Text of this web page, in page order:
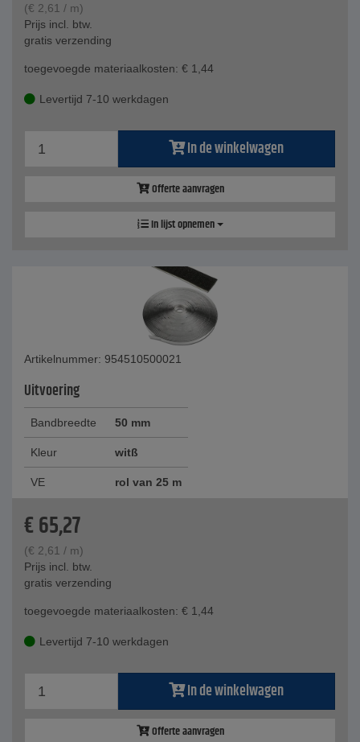
(€ 2,61 / m)
Prijs incl. btw.
gratis verzending
toegevoegde materiaalkosten: € 1,44
Levertijd 7-10 werkdagen
In de winkelwagen
Offerte aanvragen
In lijst opnemen
Artikelnummer: 954510500021
Uitvoering
Bandbreedte 50 mm
Kleur witß
VE rol van 25 m
€65,27
(€ 2,61 / m)
Prijs incl. btw.
gratis verzending
toegevoegde materiaalkosten: € 1,44
Levertijd 7-10 werkdagen
In de winkelwagen
Offerte aanvragen